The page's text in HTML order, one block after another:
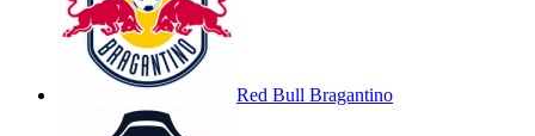
Red Bull Bragantino